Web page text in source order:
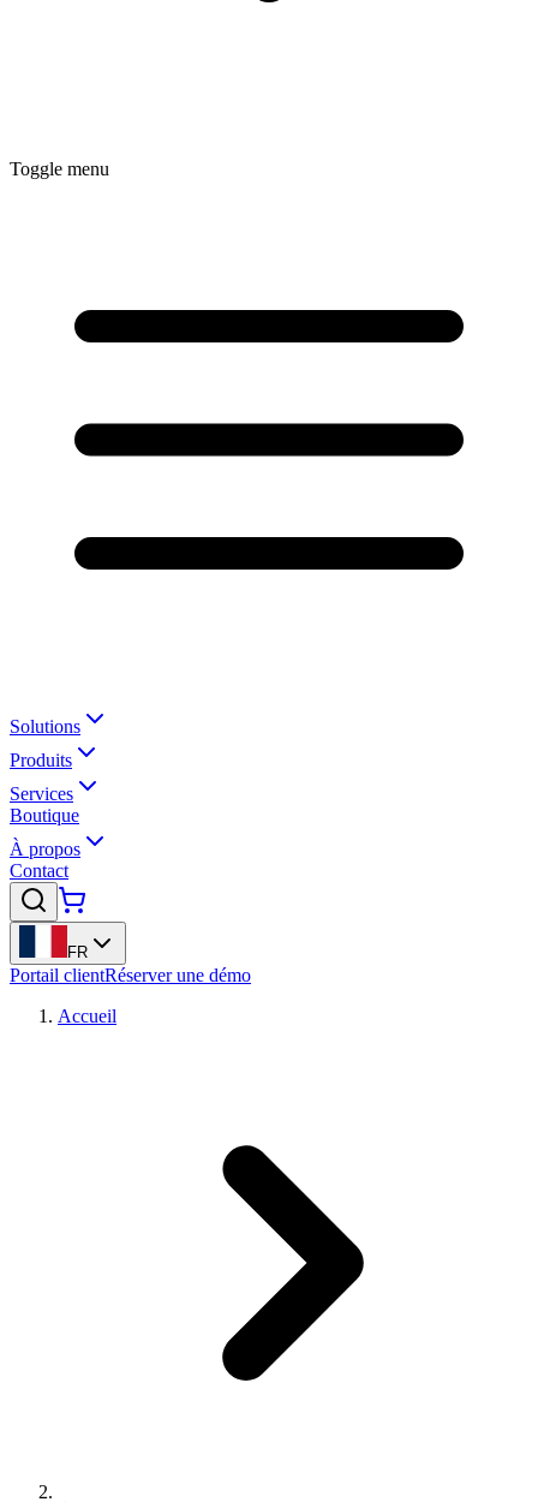
Toggle menu
Solutions
Produits
Services
Boutique
À propos
Contact
FR
Portail clientRéserver une démo
Accueil